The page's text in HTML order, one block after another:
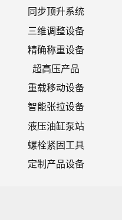
同步顶升系统
三维调整设备
精确称重设备
超高压产品
重载移动设备
智能张拉设备
液压油缸泵站
螺栓紧固工具
定制产品设备